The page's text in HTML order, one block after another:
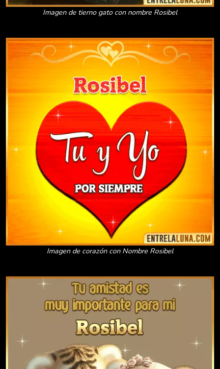
Imagen de tierno gato con nombre Rosibel
Imagen de corazón con Nombre Rosibel